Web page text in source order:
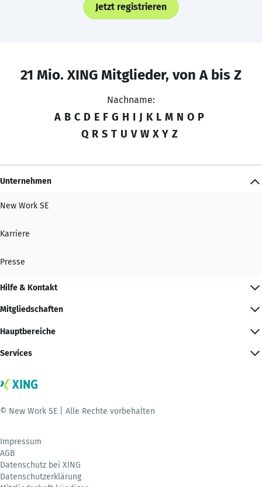
Jetzt registrieren
21 Mio. XING Mitglieder, von A bis Z
Nachname:
A B C D E F G H I J K L M N O P
Q R S T U V W X Y Z
Unternehmen
New Work SE
Karriere
Presse
Hilfe & Kontakt
Mitgliedschaften
Hauptbereiche
Services
© New Work SE | Alle Rechte vorbehalten
Impressum
AGB
Datenschutz bei XING
Datenschutzerklärung